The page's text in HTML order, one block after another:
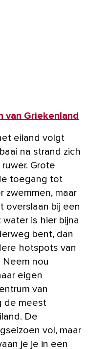
van Griekenland
eiland volgt
na strand zich
Grote
toegang tot
zwemmen, maar
overslaan bij een
is hier bijna
bent, dan
hotspots van
Neem nou
eigen
van
de meest
De
vol, maar
je je in een